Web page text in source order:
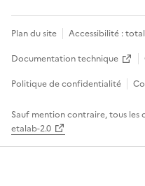
Plan du site Accessibilité :
Documentation technique
Politique de confidentialité
Sauf mention contraire, tous les
etalab-2.0